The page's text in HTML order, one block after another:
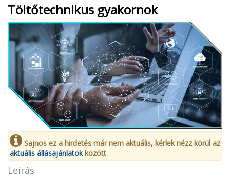
Töltőtechnikus gyakornok
Sajnos ez a hirdetés már nem aktuális, kérlek nézz körül az
aktuális állásajánlatokközött.
Leírás